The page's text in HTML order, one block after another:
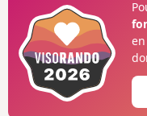
traverse les terrasses
dressées selon une